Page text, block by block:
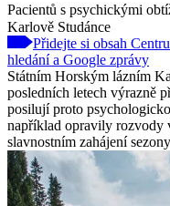
Pacientů s psychickými
Karlově Studánce
Přidejte si obsah
hledání a Google zprávy
Státním Horským lázním
posledních letech výrazně
posilují proto
například opravily rozvody
slavnostním zahájení